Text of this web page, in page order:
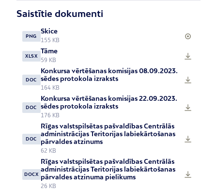
Saistītie dokumenti
PNG
Skice
155 KB
XLSX
Tāme
59 KB
DOC
Konkursa vērtēšanas komisijas 08.09.2023.
sēdes protokola izraksts
164 KB
DOC
Konkursa vērtēšanas komisijas 22.09.2023.
sēdes protokola izraksts
176 KB
DOC
Rīgas valstspilsētas pašvaldības Centrālās
administrācijas Teritorijas labiekārtošanas
pārvaldes atzinums
62 KB
DOCX
Rīgas valstspilsētas pašvaldības Centrālās
administrācijas Teritorijas labiekārtošanas
pārvaldes atzinuma pielikums
26 KB